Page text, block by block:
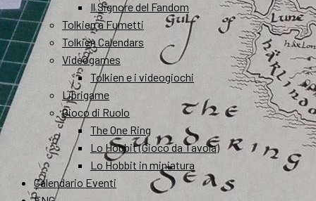
Il Signore del Fandom
Tolkien a Fumetti
Tolkien Calendars
Videogames
Tolkien e i videogiochi
Librigame
Gioco di Ruolo
The One Ring
Lo Hobbit (Gioco da Tavola)
Lo Hobbit in miniatura
Calendario Eventi